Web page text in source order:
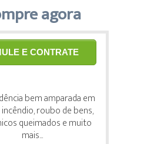
agora
bem amparada em
roubo de bens,
queimados e muito
mais...
E CONTRATE